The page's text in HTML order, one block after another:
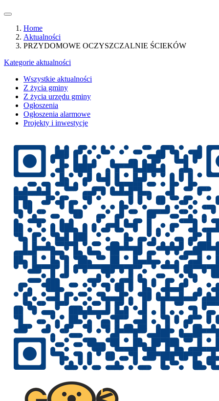
Home
Aktualności
PRZYDOMOWE OCZYSZCZALNIE ŚCIEKÓW
Kategorie aktualności
Wszystkie aktualności
Z życia gminy
Z życia urzędu gminy
Ogłoszenia
Ogłoszenia alarmowe
Projekty i inwestycje